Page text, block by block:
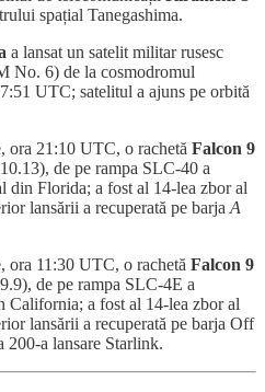
spațial Tanegashima.
a lansat un satelit militar rusesc
No. 6) de la cosmodromul
UTC; satelitul a ajuns pe orbită
ora 21:10 UTC, o rachetă Falcon 9
de pe rampa SLC-40 a
din Florida; a fost al 14-lea zbor al
lansării a recuperată pe barja A
ora 11:30 UTC, o rachetă Falcon 9
de pe rampa SLC-4E a
California; a fost al 14-lea zbor al
lansării a recuperată pe barja Off
a lansare Starlink.